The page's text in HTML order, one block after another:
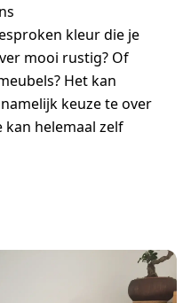
kleur die je
mooi rustig? Of
Het kan
keuze te over
kan helemaal zelf